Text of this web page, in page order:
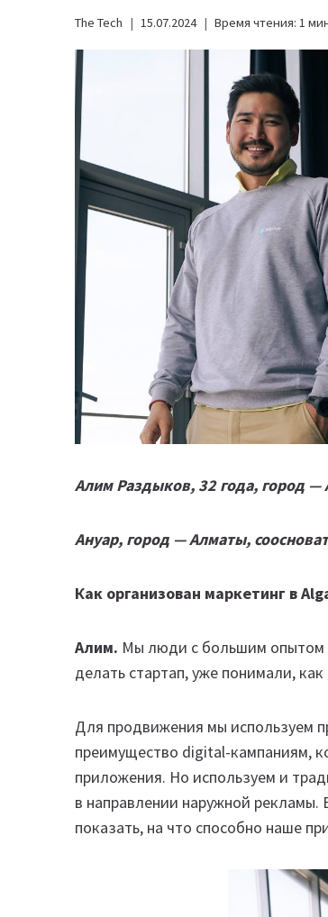
The Tech 15.07.2024 Время чтения: 1
Алим Раздыков, 32 года, город —
Ануар, город — Алматы,
Как организован маркетинг в
Алим. Мы люди с большим опытом
делать стартап, уже понимали,
Для продвижения мы используем
преимущество digital-кампаниям,
приложения. Но используем и
в направлении наружной рекламы.
показать, на что способно наше